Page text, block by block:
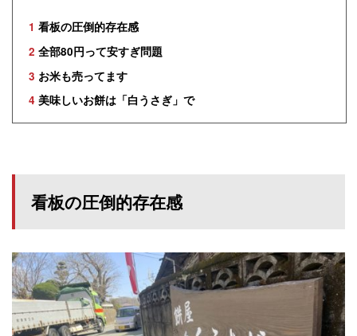
1 看板の圧倒的存在感
2 全部80円って安すぎ問題
3 お米も売ってます
4 美味しいお餅は「白うさぎ」で
看板の圧倒的存在感